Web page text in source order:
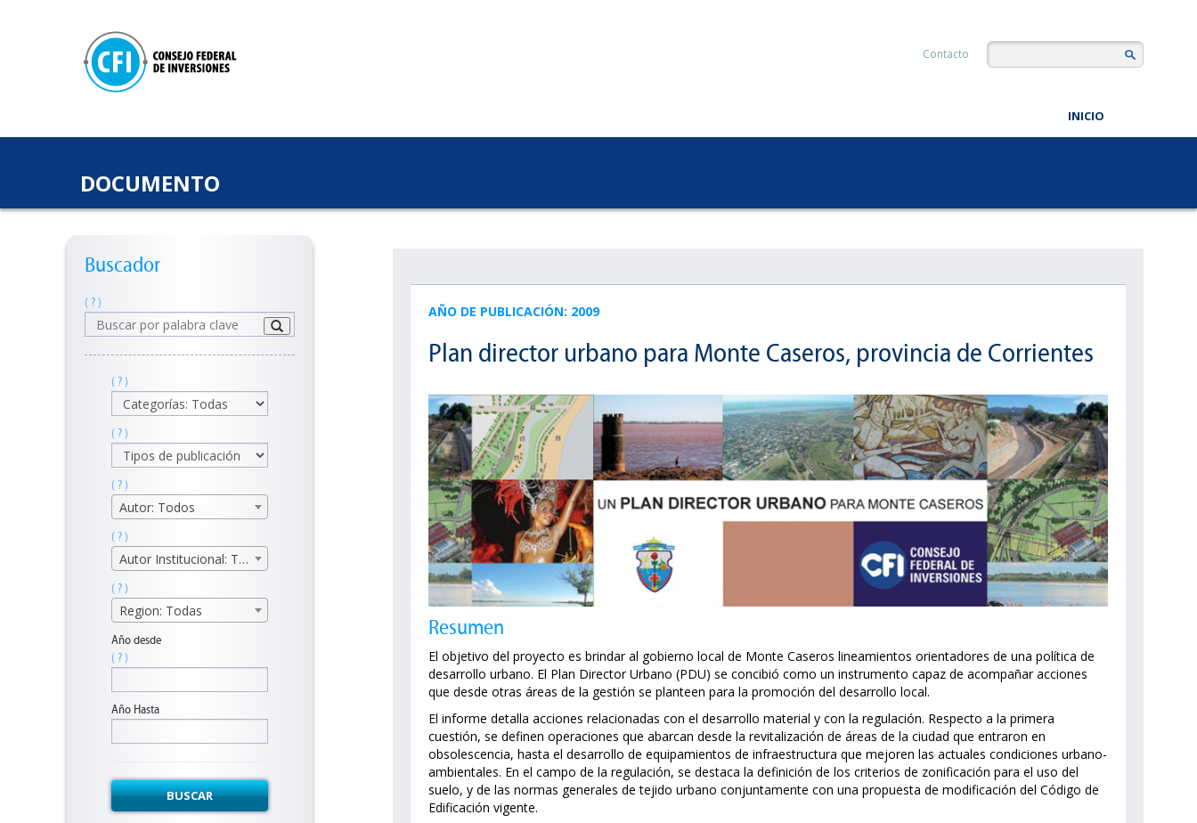
Contacto
INICIO
DOCUMENTO
Buscador
( ? )
( ? )
( ? )
( ? )
Autor: Todos
( ? )
Autor Institucional: Todos
( ? )
Region: Todas
Año desde
( ? )
Año Hasta
BUSCAR
AÑO DE PUBLICACIÓN: 2009
Plan director urbano para Monte Caseros, provincia de Corrientes
Resumen
El objetivo del proyecto es brindar al gobierno local de Monte Caseros lineamientos orientadores de una política de
desarrollo urbano. El Plan Director Urbano (PDU) se concibió como un instrumento capaz de acompañar acciones
que desde otras áreas de la gestión se planteen para la promoción del desarrollo local.
El informe detalla acciones relacionadas con el desarrollo material y con la regulación. Respecto a la primera
cuestión, se definen operaciones que abarcan desde la revitalización de áreas de la ciudad que entraron en
obsolescencia, hasta el desarrollo de equipamientos de infraestructura que mejoren las actuales condiciones urbano-
ambientales. En el campo de la regulación, se destaca la definición de los criterios de zonificación para el uso del
suelo, y de las normas generales de tejido urbano conjuntamente con una propuesta de modificación del Código de
Edificación vigente.